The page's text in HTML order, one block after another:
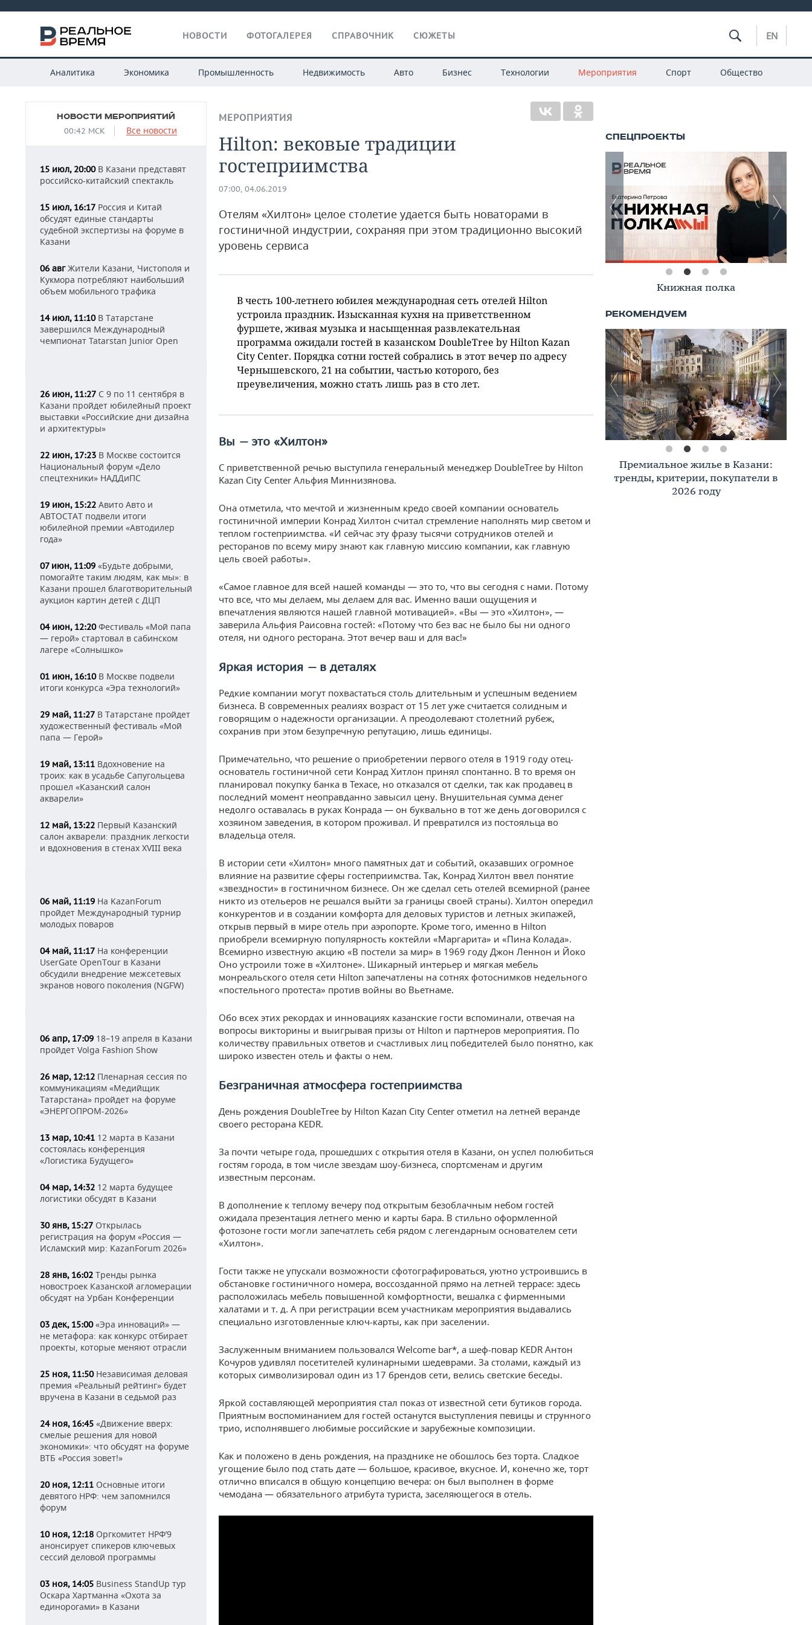
НОВОСТИ ФОТОГАЛЕРЕЯ СПРАВОЧНИК СЮЖЕТЫ EN
Аналитика Экономика Промышленность Недвижимость Авто Бизнес Технологии Мероприятия Спорт Общество
НОВОСТИ МЕРОПРИЯТИЙ
00:42 МСК Все новости
15 июл, 20:00В Казани представят
российско-китайский спектакль
15 июл, 16:17 Россия и Китай
обсудят единые стандарты
судебной экспертизы на форуме в
Казани
06 авгЖители Казани, Чистополя и
Кукмора потребляют наибольший
объем мобильного трафика
14 июл, 11:10В Татарстане
завершился Международный
чемпионат Tatarstan Junior Open
26 июн, 11:27 С 9 по 11 сентября в
Казани пройдет юбилейный проект
выставки «Российские дни дизайна
и архитектуры»
22 июн, 17:23 В Москве состоится
Национальный форум «Дело
спецтехники» НАДДиПС
19 июн, 15:22 Авито Авто и
АВТОСТАТ подвели итоги
юбилейной премии «Автодилер
года»
07 июн, 11:09 «Будьте добрыми,
помогайте таким людям, как мы»: в
Казани прошел благотворительный
аукцион картин детей с ДЦП
04 июн, 12:20Фестиваль «Мой папа
— герой» стартовал в сабинском
лагере «Солнышко»
01 июн, 16:10В Москве подвели
итоги конкурса «Эра технологий»
29 май, 11:27 В Татарстане пройдет
художественный фестиваль «Мой
папа — Герой»
19 май, 13:11 Вдохновение на
троих: как в усадьбе Сапугольцева
прошел «Казанский салон
акварели»
12 май, 13:22 Первый Казанский
салон акварели: праздник легкости
и вдохновения в стенах XVIII века
06 май, 11:19 На KazanForum
пройдет Международный турнир
молодых поваров
04 май, 11:17 На конференции
UserGate OpenTour в Казани
обсудили внедрение межсетевых
экранов нового поколения (NGFW)
06 апр, 17:09 18–19 апреля в Казани
пройдет Volga Fashion Show
26 мар, 12:12 Пленарная сессия по
коммуникациям «Медийщик
Татарстана» пройдет на форуме
«ЭНЕРГОПРОМ-2026»
13 мар, 10:41 12 марта в Казани
состоялась конференция
«Логистика Будущего»
04 мар, 14:32 12 марта будущее
логистики обсудят в Казани
30 янв, 15:27 Открылась
регистрация на форум «Россия —
Исламский мир: KazanForum 2026»
28 янв, 16:02 Тренды рынка
новостроек Казанской агломерации
обсудят на Урбан Конференции
03 дек, 15:00«Эра инноваций» —
не метафора: как конкурс отбирает
проекты, которые меняют отрасли
25 ноя, 11:50Независимая деловая
премия «Реальный рейтинг» будет
вручена в Казани в седьмой раз
24 ноя, 16:45 «Движение вверх:
смелые решения для новой
экономики»: что обсудят на форуме
ВТБ «Россия зовет!»
20 ноя, 12:11 Основные итоги
девятого НРФ: чем запомнился
форум
10 ноя, 12:18 Оргкомитет НРФ’9
анонсирует спикеров ключевых
сессий деловой программы
03 ноя, 14:05 Business StandUp тур
Оскара Хартманна «Охота за
единорогами» в Казани
МЕРОПРИЯТИЯ
Hilton: вековые традиции
гостеприимства
07:00, 04.06.2019
Отелям «Хилтон» целое столетие удается быть новаторами в
гостиничной индустрии, сохраняя при этом традиционно высокий
уровень сервиса
В честь 100-летнего юбилея международная сеть отелей Hilton
устроила праздник. Изысканная кухня на приветственном
фуршете, живая музыка и насыщенная развлекательная
программа ожидали гостей в казанском DoubleTree by Hilton Kazan
City Center. Порядка сотни гостей собрались в этот вечер по адресу
Чернышевского, 21 на событии, частью которого, без
преувеличения, можно стать лишь раз в сто лет.
Вы — это «Хилтон»
С приветственной речью выступила генеральный менеджер DoubleTree by Hilton
Kazan City Center Альфия Миннизянова.
Она отметила, что мечтой и жизненным кредо своей компании основатель
гостиничной империи Конрад Хилтон считал стремление наполнять мир светом и
теплом гостеприимства. «И сейчас эту фразу тысячи сотрудников отелей и
ресторанов по всему миру знают как главную миссию компании, как главную
цель своей работы».
«Самое главное для всей нашей команды — это то, что вы сегодня с нами. Потому
что все, что мы делаем, мы делаем для вас. Именно ваши ощущения и
впечатления являются нашей главной мотивацией». «Вы — это «Хилтон», —
заверила Альфия Раисовна гостей: «Потому что без вас не было бы ни одного
отеля, ни одного ресторана. Этот вечер ваш и для вас!»
Яркая история — в деталях
Редкие компании могут похвастаться столь длительным и успешным ведением
бизнеса. В современных реалиях возраст от 15 лет уже считается солидным и
говорящим о надежности организации. А преодолевают столетний рубеж,
сохранив при этом безупречную репутацию, лишь единицы.
Примечательно, что решение о приобретении первого отеля в 1919 году отец-
основатель гостиничной сети Конрад Хитлон принял спонтанно. В то время он
планировал покупку банка в Техасе, но отказался от сделки, так как продавец в
последний момент неоправданно завысил цену. Внушительная сумма денег
недолго оставалась в руках Конрада — он буквально в тот же день договорился с
хозяином заведения, в котором проживал. И превратился из постояльца во
владельца отеля.
В истории сети «Хилтон» много памятных дат и событий, оказавших огромное
влияние на развитие сферы гостеприимства. Так, Конрад Хилтон ввел понятие
«звездности» в гостиничном бизнесе. Он же сделал сеть отелей всемирной (ранее
никто из отельеров не решался выйти за границы своей страны). Хилтон опередил
конкурентов и в создании комфорта для деловых туристов и летных экипажей,
открыв первый в мире отель при аэропорте. Кроме того, именно в Hilton
приобрели всемирную популярность коктейли «Маргарита» и «Пина Колада».
Всемирно известную акцию «В постели за мир» в 1969 году Джон Леннон и Йоко
Оно устроили тоже в «Хилтоне». Шикарный интерьер и мягкая мебель
монреальского отеля сети Hilton запечатлены на сотнях фотоснимков недельного
«постельного протеста» против войны во Вьетнаме.
Обо всех этих рекордах и инновациях казанские гости вспоминали, отвечая на
вопросы викторины и выигрывая призы от Hilton и партнеров мероприятия. По
количеству правильных ответов и счастливых лиц победителей было понятно, как
широко известен отель и факты о нем.
Безграничная атмосфера гостеприимства
День рождения DoubleTree by Hilton Kazan City Center отметил на летней веранде
своего ресторана KEDR.
За почти четыре года, прошедших с открытия отеля в Казани, он успел полюбиться
гостям города, в том числе звездам шоу-бизнеса, спортсменам и другим
известным персонам.
В дополнение к теплому вечеру под открытым безоблачным небом гостей
ожидала презентация летнего меню и карты бара. В стильно оформленной
фотозоне гости могли запечатлеть себя рядом с легендарным основателем сети
«Хилтон».
Гости также не упускали возможности сфотографироваться, уютно устроившись в
обстановке гостиничного номера, воссозданной прямо на летней террасе: здесь
расположилась мебель повышенной комфортности, вешалка с фирменными
халатами и т. д. А при регистрации всем участникам мероприятия выдавались
специально изготовленные ключ-карты, как при заселении.
Заслуженным вниманием пользовался Welcome bar*, а шеф-повар KEDR Антон
Кочуров удивлял посетителей кулинарными шедеврами. За столами, каждый из
которых символизировал один из 17 брендов сети, велись светские беседы.
Яркой составляющей мероприятия стал показ от известной сети бутиков города.
Приятным воспоминанием для гостей останутся выступления певицы и струнного
трио, исполнявшего любимые российские и зарубежные композиции.
Как и положено в день рождения, на празднике не обошлось без торта. Сладкое
угощение было под стать дате — большое, красивое, вкусное. И, конечно же, торт
отлично вписался в общую концепцию вечера: он был выполнен в форме
чемодана — обязательного атрибута туриста, заселяющегося в отель.
Книжная полка
Премиальное жилье в Казани:
тренды, критерии, покупатели в
2026 году